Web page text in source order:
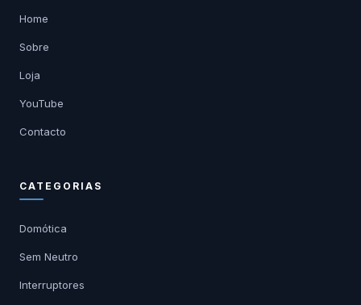
Home
Sobre
Loja
YouTube
Contacto
CATEGORIAS
Domótica
Sem Neutro
Interruptores